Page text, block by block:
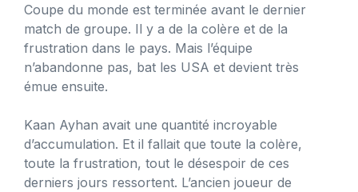
Coupe du monde est terminée avant le dernier
match de groupe. Il y a de la colère et de la
frustration dans le pays. Mais l’équipe
n’abandonne pas, bat les USA et devient très
émue ensuite.
Kaan Ayhan avait une quantité incroyable
d’accumulation. Et il fallait que toute la colère,
toute la frustration, tout le désespoir de ces
derniers jours ressortent. L’ancien joueur de